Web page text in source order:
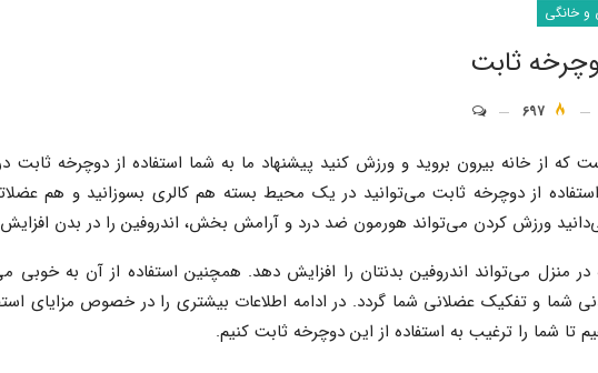
خانگی
ثابت
697
که از خانه بیرون بروید و ورزش کنید پیشنهاد ما به شما استفاده از دوچرخه ثابت
از دوچرخه ثابت می‌توانید در یک محیط بسته هم کالری بسوزانید و هم
ورزش کردن می‌تواند هورمون ضد درد و آرامش بخش، اندروفین را در بدن
در منزل می‌تواند اندروفین بدنتان را افزایش دهد. همچنین استفاده از آن به خوبی
شما و تفکیک عضلانی شما گردد. در ادامه اطلاعات بیشتری را در خصوص مزایای
شما را ترغیب به استفاده از این دوچرخه ثابت کنیم.